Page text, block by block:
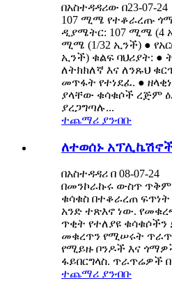
በአስተዳዳሪው በ23-07-24
107 ሚሜ የተቆራረጡ
ዲያሜትር: 107 ሚሜ (4
ሚሜ (1/32 ኢንች) ●
ኢንች) ቁልፍ ባህሪያት: ●
ለትክክለኛ እና ለንጹህ
መጥፋት የተነደፈ. ●
ያላቸው ቁሳቁሶች ረጅም
ያረጋግጣሉ...
ተጨማሪ ያንብቡ
ለተወሰኑ
በአስተዳዳሪ በ 08-07-24
በመንኮራኩሩ ውስጥ
ቁሳቁስ በተቆራረጠ
አንድ ተጽእኖ ነው.
ጥቂት የተለያዩ ቁሳቁሶችን
መቁረጥን የሚሠሩት
የሚይዙ ቦንዶች እና
ፋይበርግላስ. ጥራጥሬዎች በ
ተጨማሪ ያንብቡ